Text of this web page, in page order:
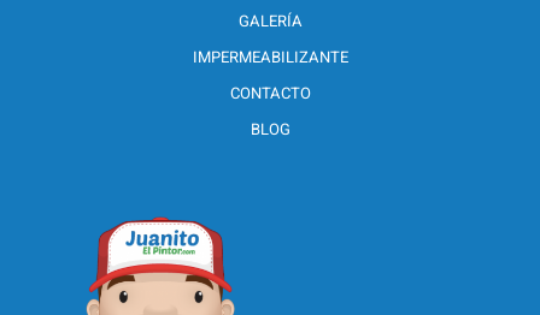
GALERÍA
IMPERMEABILIZANTE
CONTACTO
BLOG